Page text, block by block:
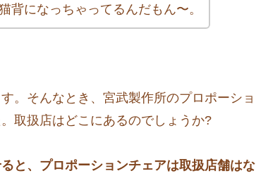
背になっちゃってるんだもん〜。
。そんなとき、宮武製作所のプロポーショ
取扱店はどこにあるのでしょうか?
と、プロポーションチェアは取扱店舗はな